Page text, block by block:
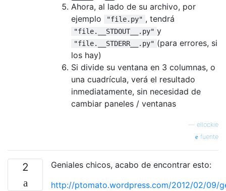
Ahora, al lado de su archivo, por
ejemplo
"file.py" , tendrá
"file.__STDOUT__.py" y
"file.__STDERR__.py" (para errores, si
los hay)
Si divide su ventana en 3 columnas, o
una cuadrícula, verá el resultado
inmediatamente, sin necesidad de
cambiar paneles / ventanas
ellockie
fuente
2
Geniales chicos, acabo de encontrar esto:
http://ptomato.wordpress.com/2012/02/09/